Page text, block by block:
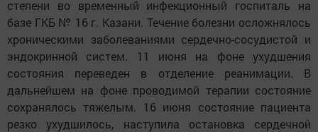
степени во временный инфекционный госпиталь на
базе ГКБ № 16 г. Казани. Течение болезни осложнялось
хроническими заболеваниями сердечно-сосудистой и
эндокринной систем. 11 июня на фоне ухудшения
состояния переведен в отделение реанимации. В
дальнейшем на фоне проводимой терапии состояние
сохранялось тяжелым. 16 июня состояние пациента
резко ухудшилось, наступила остановка сердечной